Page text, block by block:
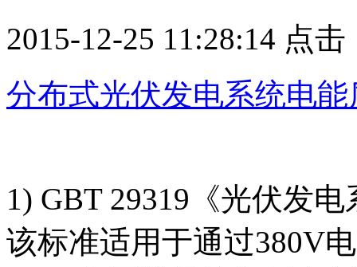
2015-12-25 11:28:14 点击
分布式光伏发电系统电
1) GBT 29319《光伏发
该标准适用于通过380V